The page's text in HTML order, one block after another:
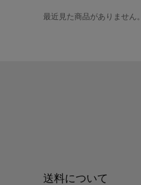
最近見た商品がありません。
送料について